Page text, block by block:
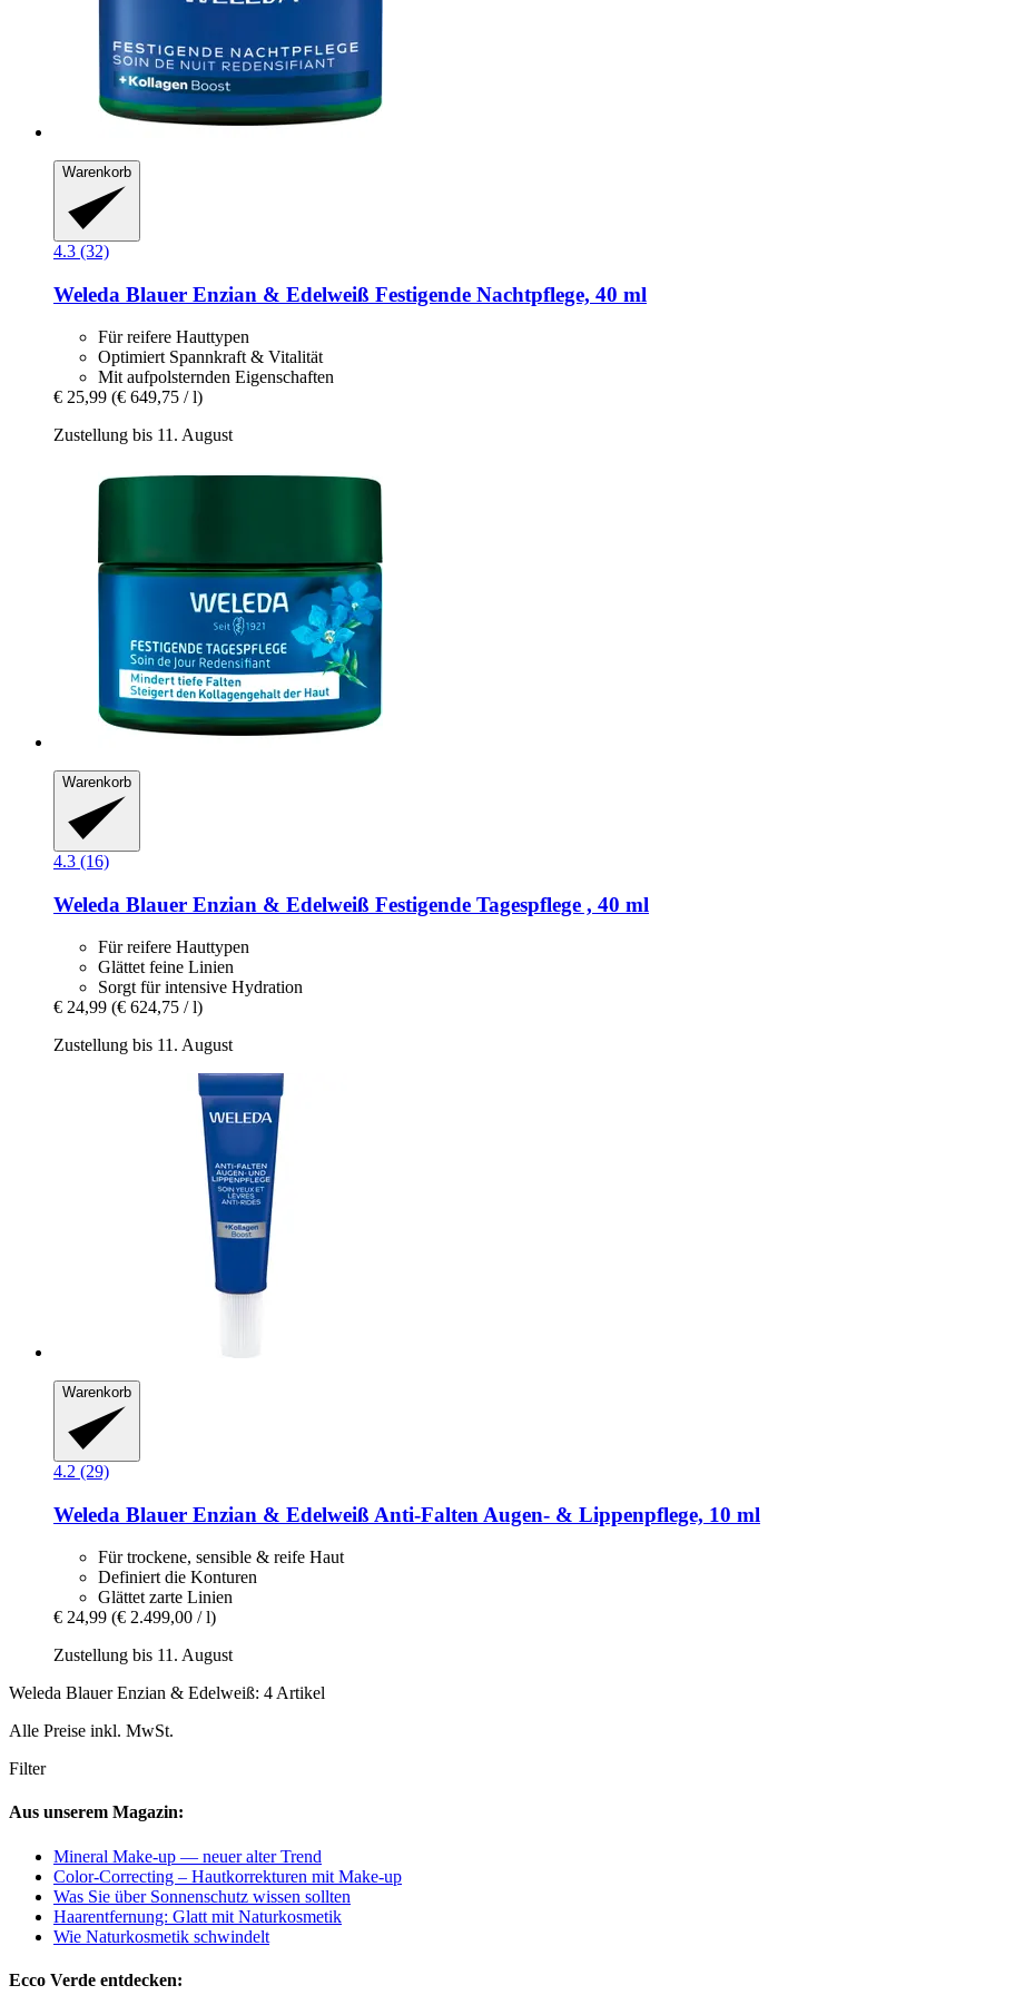
Warenkorb
4.3 (32)
Weleda Blauer Enzian & Edelweiß Festigende Nachtpflege, 40 ml
Für reifere Hauttypen
Optimiert Spannkraft & Vitalität
Mit aufpolsternden Eigenschaften
€ 25,99 (€ 649,75 / l)
Zustellung bis 11. August
Warenkorb
4.3 (16)
Weleda Blauer Enzian & Edelweiß Festigende Tagespflege , 40 ml
Für reifere Hauttypen
Glättet feine Linien
Sorgt für intensive Hydration
€ 24,99 (€ 624,75 / l)
Zustellung bis 11. August
Warenkorb
4.2 (29)
Weleda Blauer Enzian & Edelweiß Anti-​Falten Augen-​ & Lippenpflege, 10 ml
Für trockene, sensible & reife Haut
Definiert die Konturen
Glättet zarte Linien
€ 24,99 (€ 2.499,00 / l)
Zustellung bis 11. August
Weleda Blauer Enzian & Edelweiß: 4 Artikel
Alle Preise inkl. MwSt.
Filter
Aus unserem Magazin:
Mineral Make-up — neuer alter Trend
Color-Correcting – Hautkorrekturen mit Make-up
Was Sie über Sonnenschutz wissen sollten
Haarentfernung: Glatt mit Naturkosmetik
Wie Naturkosmetik schwindelt
Ecco Verde entdecken: